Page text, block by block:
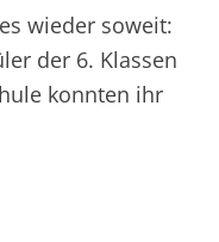
wieder soweit:
der 6. Klassen
konnten ihr